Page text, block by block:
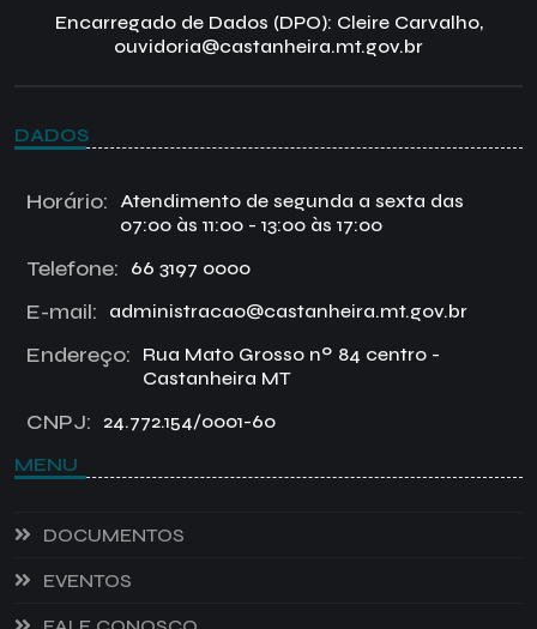
Encarregado de Dados (DPO): Cleire Carvalho,
ouvidoria@castanheira.mt.gov.br
DADOS
Horário:
Atendimento de segunda a sexta das
07:00 às 11:00 - 13:00 às 17:00
Telefone: 66 3197 0000
E-mail: administracao@castanheira.mt.gov.br
Endereço:
Rua Mato Grosso nº 84 centro -
Castanheira MT
CNPJ: 24.772.154/0001-60
MENU
DOCUMENTOS
EVENTOS